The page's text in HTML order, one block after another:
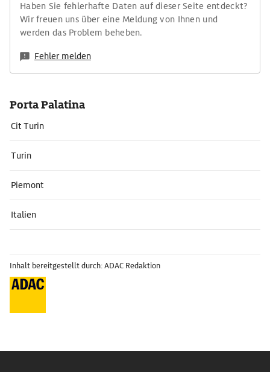
Haben Sie fehlerhafte Daten auf dieser Seite entdeckt?
Wir freuen uns über eine Meldung von Ihnen und
werden das Problem beheben.
Fehler melden
Porta Palatina
Cit Turin
Turin
Piemont
Italien
Inhalt bereitgestellt durch: ADAC Redaktion